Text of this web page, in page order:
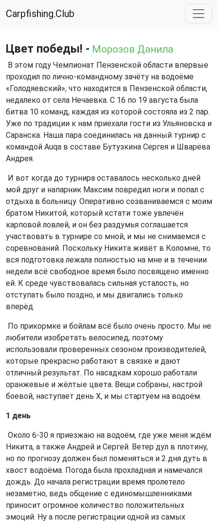
Carpfishing.Club
Цвет победы! - Морозов Данила
В этом году Чемпионат Пензенской области впервые
проходил по лично-командному зачёту на водоёме
«Голодяевский», что находится в Пензенской области,
недалеко от села Нечаевка. С 16 по 19 августа была
битва 10 команд, каждая из которой состояла из 2 пар.
Уже по традиции к нам приехали гости из Ульяновска и
Саранска. Наша пара соединилась на данный турнир с
командой Auqa в составе Бутузкина Сергея и Шварёва
Андрея.
И вот когда до турнира оставалось несколько дней
мой друг и напарник Максим повредил ноги и попал с
отдыха в больницу. Оперативно созваниваемся с моим
братом Никитой, который кстати тоже увлечён
карповой ловлей, и он без раздумья соглашается
участвовать в турнире со мной, и мы не снимаемся с
соревнований. Поскольку Никита живёт в Коломне, то
вся подготовка лежала полностью на мне и в течении
недели всё свободное время было посвящено именно
ей. К среде чувствовалась сильная усталость, но
отступать было поздно, и мы двигались только
вперёд.
По прикормке и бойлам всё было очень просто. Мы не
любители изобретать велосипед, поэтому
использовали проверенных сезоном производителей,
которые прекрасно работают в связке и дают
отличный результат. По насадкам хорошо работали
оранжевые и жёлтые цвета. Вещи собраны, настрой
боевой, наступает день Х, и мы стартуем на водоём.
1 день
Около 6-30 я приезжаю на водоём, где уже меня ждём
Никита, а также Андрей и Сергей. Ветер дул в плотину,
но по прогнозу должен был поменяться и 2 дня дуть в
хвост водоёма. Погода была прохладная и намечался
дождь. До начала регистрации время пролетело
незаметно, ведь общение с единомышленниками
приносит огромное количество положительных
эмоций. Ну а после регистрации одной из самых